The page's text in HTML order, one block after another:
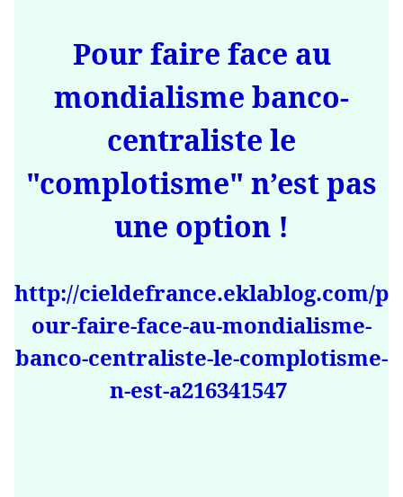
Pour faire face au
mondialisme banco-
centraliste le
"complotisme" n’est pas
une option !
http://cieldefrance.eklablog.com/p
our-faire-face-au-mondialisme-
banco-centraliste-le-complotisme-
n-est-a216341547